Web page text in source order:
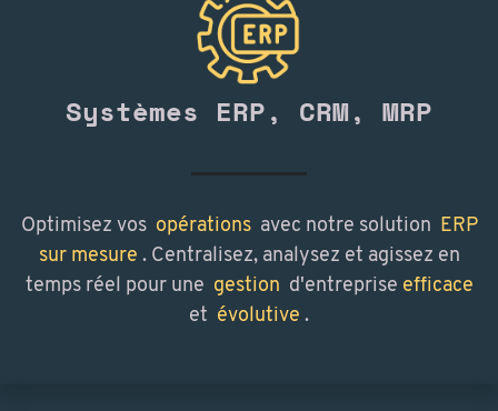
Systèmes ERP, CRM, MRP
Optimisez vos opérations avec notre solution ERP
sur mesure . Centralisez, analysez et agissez en
temps réel pour une gestion d'entreprise efficace
et évolutive .